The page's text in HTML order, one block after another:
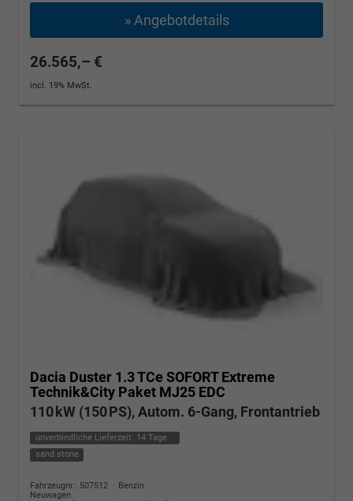
» Angebotdetails
26.565,– €
incl. 19% MwSt.
Dacia Duster 1.3 TCe SOFORT Extreme
Technik&City Paket MJ25 EDC
110 kW (150 PS), Autom. 6-Gang, Frontantrieb
unverbindliche Lieferzeit: 14 Tage
sand stone
Fahrzeugnr.: 507512
Benzin
Neuwagen